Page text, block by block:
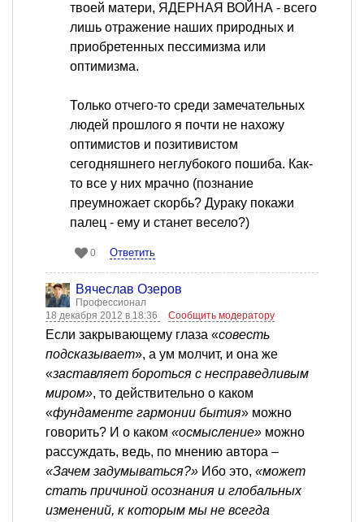
твоей матери, ЯДЕРНАЯ ВОЙНА - всего
лишь отражение наших природных и
приобретенных пессимизма или
оптимизма.
Только отчего-то среди замечательных
людей прошлого я почти не нахожу
оптимистов и позитивистом
сегодняшнего неглубокого пошиба. Как-
то все у них мрачно (познание
преумножает скорбь? Дураку покажи
палец - ему и станет весело?)
0 Ответить
Вячеслав Озеров
Профессионал
18 декабря 2012 в 18:36
Сообщить модератору
Если закрывающему глаза «совесть
подсказывает», а ум молчит, и она же
«заставляет бороться с несправедливым
миром», то действительно о каком
«фундаменте гармонии бытия» можно
говорить? И о каком «осмысление» можно
рассуждать, ведь, по мнению автора –
«Зачем задумываться?» Ибо это, «может
стать причиной осознания и глобальных
изменений, к которым мы не всегда